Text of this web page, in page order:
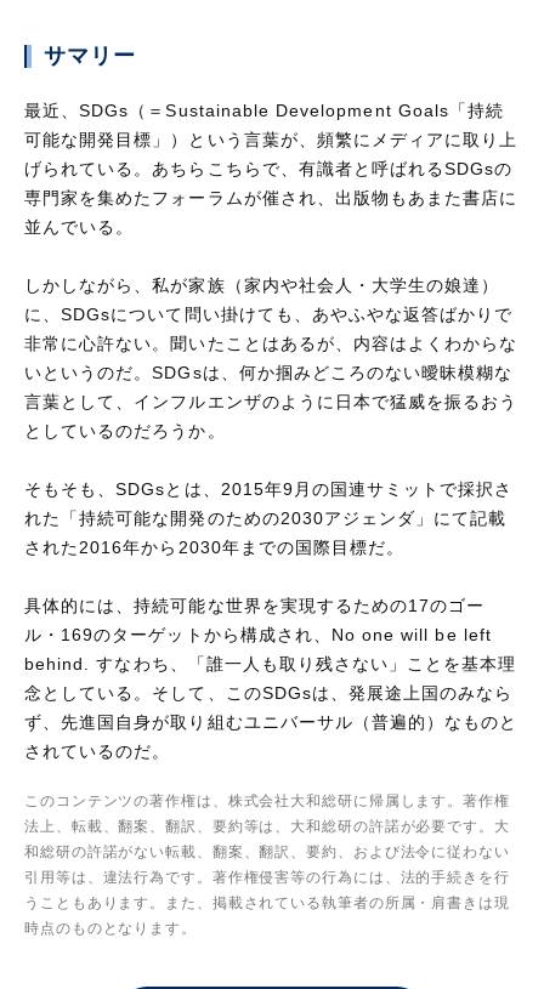
サマリー
最近、SDGs（＝Sustainable Development Goals「持続
可能な開発目標」）という言葉が、頻繁にメディアに取り上
げられている。あちらこちらで、有識者と呼ばれるSDGsの
専門家を集めたフォーラムが催され、出版物もあまた書店に
並んでいる。
しかしながら、私が家族（家内や社会人・大学生の娘達）
に、SDGsについて問い掛けても、あやふやな返答ばかりで
非常に心許ない。聞いたことはあるが、内容はよくわからな
いというのだ。SDGsは、何か掴みどころのない曖昧模糊な
言葉として、インフルエンザのように日本で猛威を振るおう
としているのだろうか。
そもそも、SDGsとは、2015年9月の国連サミットで採択さ
れた「持続可能な開発のための2030アジェンダ」にて記載
された2016年から2030年までの国際目標だ。
具体的には、持続可能な世界を実現するための17のゴー
ル・169のターゲットから構成され、No one will be left
behind. すなわち、「誰一人も取り残さない」ことを基本理
念としている。そして、このSDGsは、発展途上国のみなら
ず、先進国自身が取り組むユニバーサル（普遍的）なものと
されているのだ。
このコンテンツの著作権は、株式会社大和総研に帰属します。著作権
法上、転載、翻案、翻訳、要約等は、大和総研の許諾が必要です。大
和総研の許諾がない転載、翻案、翻訳、要約、および法令に従わない
引用等は、違法行為です。著作権侵害等の行為には、法的手続きを行
うこともあります。また、掲載されている執筆者の所属・肩書きは現
時点のものとなります。